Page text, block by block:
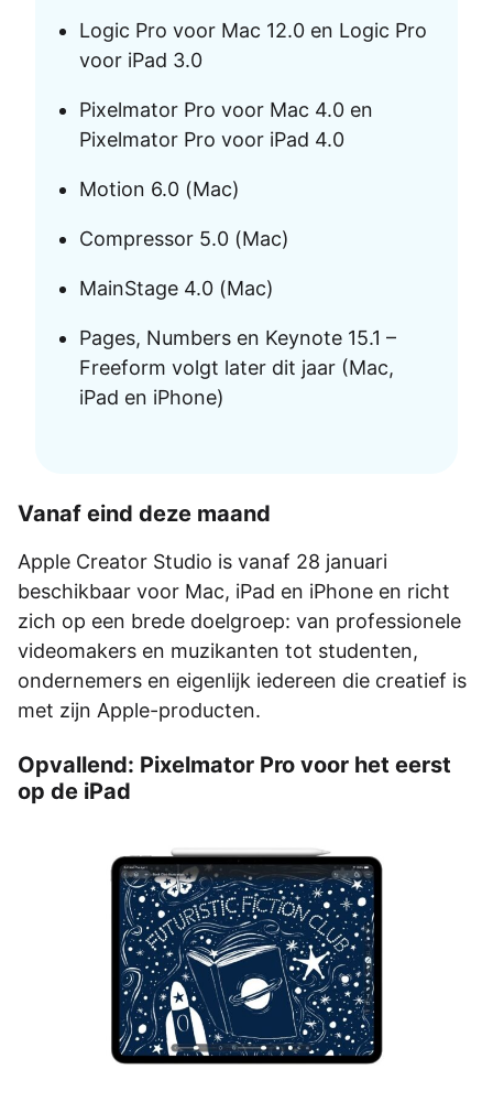
Logic Pro voor Mac 12.0 en Logic Pro
voor iPad 3.0
Pixelmator Pro voor Mac 4.0 en
Pixelmator Pro voor iPad 4.0
Motion 6.0 (Mac)
Compressor 5.0 (Mac)
MainStage 4.0 (Mac)
Pages, Numbers en Keynote 15.1 –
Freeform volgt later dit jaar (Mac,
iPad en iPhone)
Vanaf eind deze maand
Apple Creator Studio is vanaf 28 januari
beschikbaar voor Mac, iPad en iPhone en richt
zich op een brede doelgroep: van professionele
videomakers en muzikanten tot studenten,
ondernemers en eigenlijk iedereen die creatief is
met zijn Apple-producten.
Opvallend: Pixelmator Pro voor het eerst
op de iPad